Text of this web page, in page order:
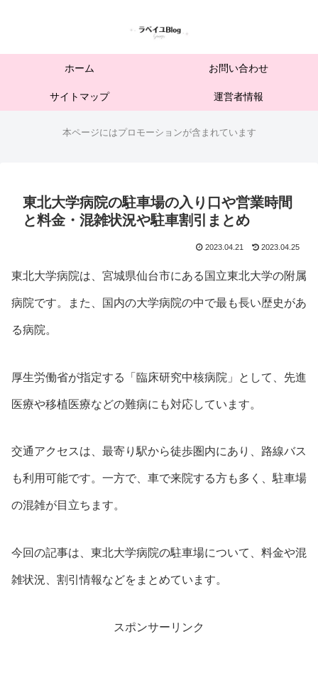
ホーム お問い合わせ
サイトマップ 運営者情報
本ページにはプロモーションが含まれています
東北大学病院の駐車場の入り口や営業時間
と料金・混雑状況や駐車割引まとめ
2023.04.21 2023.04.25
東北大学病院は、宮城県仙台市にある国立東北大学の附属
病院です。また、国内の大学病院の中で最も長い歴史があ
る病院。
厚生労働省が指定する「臨床研究中核病院」として、先進
医療や移植医療などの難病にも対応しています。
交通アクセスは、最寄り駅から徒歩圏内にあり、路線バス
も利用可能です。一方で、車で来院する方も多く、駐車場
の混雑が目立ちます。
今回の記事は、東北大学病院の駐車場について、料金や混
雑状況、割引情報などをまとめています。
スポンサーリンク